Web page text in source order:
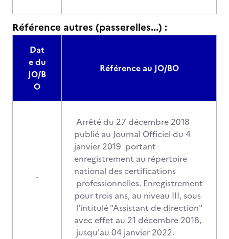
Référence autres (passerelles...) :
Dat
e du
JO/B
O
Référence au JO/BO
-
Arrêté du 27 décembre 2018
publié au Journal Officiel du 4
janvier 2019 portant
enregistrement au répertoire
national des certifications
professionnelles. Enregistrement
pour trois ans, au niveau III, sous
l'intitulé "Assistant de direction"
avec effet au 21 décembre 2018,
jusqu'au 04 janvier 2022.